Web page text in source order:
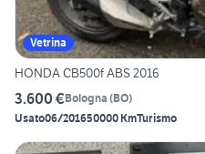
Vetrina
HONDA CB500f ABS 2016
3.600 €Bologna (BO)
Usato06/201650000 KmTurismo